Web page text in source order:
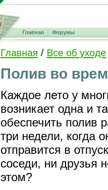
Главная Форумы
Главная / Все об уходе
Полив во
Каждое лето у
возникает одна и
обеспечить полив
три недели, когда
отправится в
соседи, ни друзья
этом?